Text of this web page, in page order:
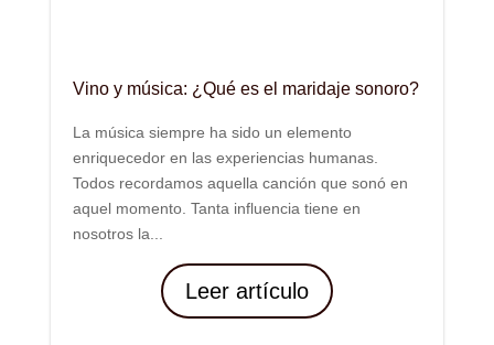
Vino y música: ¿Qué es el maridaje sonoro?
La música siempre ha sido un elemento
enriquecedor en las experiencias humanas.
Todos recordamos aquella canción que sonó en
aquel momento. Tanta influencia tiene en
nosotros la...
Leer artículo